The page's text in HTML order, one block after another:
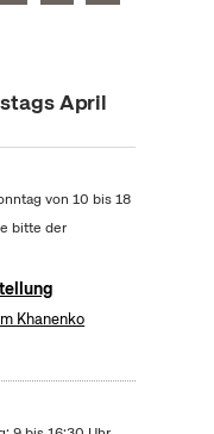
April
von 10 bis 18
bitte der
Khanenko